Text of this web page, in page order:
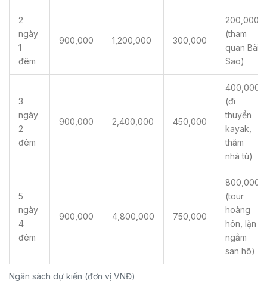
Ngân sách dự kiến (đơn vị VNĐ)
2
ngày
1
đêm
900,000 1,200,000 300,000
200,000
(tham
quan Bãi
Sao)
3
ngày
2
đêm
900,000 2,400,000 450,000
400,000
(đi
thuyền
kayak,
thăm
nhà tù)
5
ngày
4
đêm
900,000 4,800,000 750,000
800,000
(tour
hoàng
hôn, lặn
ngắm
san hô)